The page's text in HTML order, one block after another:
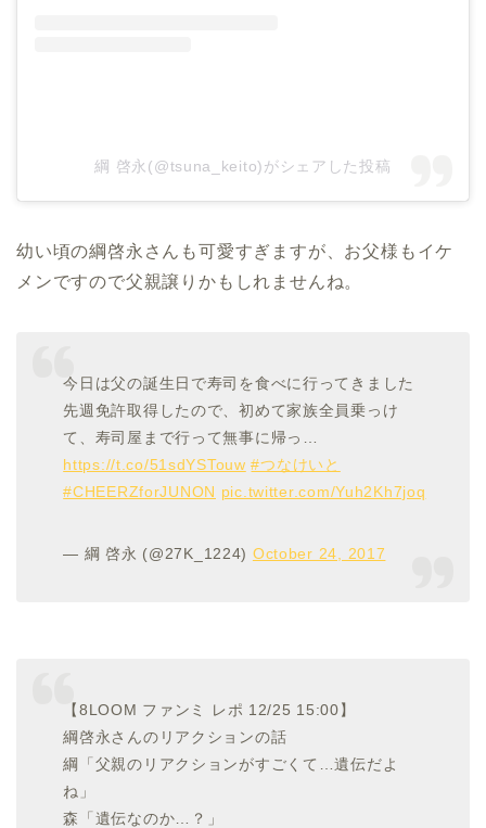
綱 啓永(@tsuna_keito)がシェアした投稿
幼い頃の綱啓永さんも可愛すぎますが、お父様もイケ
メンですので父親譲りかもしれませんね。
今日は父の誕生日で寿司を食べに行ってきました
先週免許取得したので、初めて家族全員乗っけ
て、寿司屋まで行って無事に帰っ…
https://t.co/51sdYSTouw #つなけいと
#CHEERZforJUNON pic.twitter.com/Yuh2Kh7joq
— 綱 啓永 (@27K_1224) October 24, 2017
【8LOOM ファンミ レポ 12/25 15:00】
綱啓永さんのリアクションの話
綱「父親のリアクションがすごくて…遺伝だよ
ね」
森「遺伝なのか…？」